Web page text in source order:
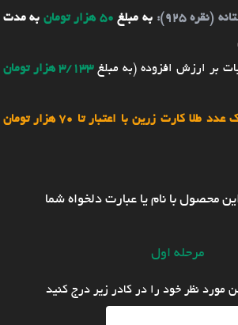
(نقره 925): به مبلغ 50 هزار تومان
به مدت
3/133 هزار تومان
عدد طلا کارت زرین با اعتبار تا 70 هزار تومان
محصول با نام یا عبارت دلخواه شما
مرحله اول
مورد نظر خود را در کادر زیر درج کنید